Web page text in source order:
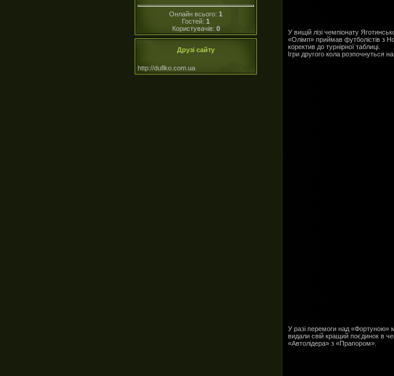
Онлайн всього: 1
Гостей: 1
Користувачів: 0
Друзі сайту
http://duflko.com.ua
У вищій лізі чемпіонату
«Олімп» приймав футболістів з
коректив до турнірної таблиці.
Ігри другого кола розпочнуться
У разі перемоги над «Фортуною»
видали свій кращий поєдинок в
«Автолідера» з «Прапором».